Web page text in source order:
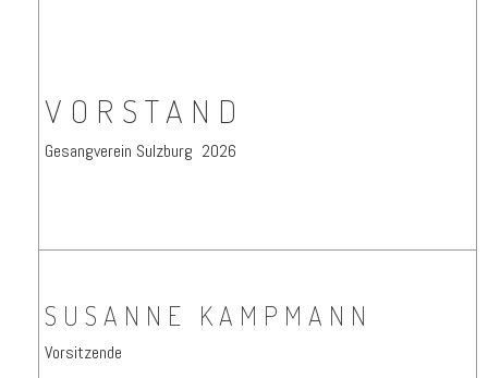
VORSTAND
Gesangverein Sulzburg 2026
SUSANNE KAMPMANN
Vorsitzende